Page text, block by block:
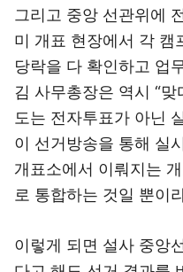
그리고 중앙 선관위에
미 개표 현장에서 각 캠
당락을 다 확인하고 업
김 사무총장은 역시 “
도는 전자투표가 아닌
이 선거방송을 통해 실
개표소에서 이뤄지는
로 통합하는 것일 뿐이
이렇게 되면 설사 중앙